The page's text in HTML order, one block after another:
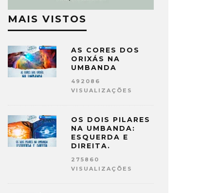
MAIS VISTOS
AS CORES DOS
ORIXÁS NA
UMBANDA
492086
VISUALIZAÇÕES
OS DOIS PILARES
NA UMBANDA:
ESQUERDA E
DIREITA.
275860
VISUALIZAÇÕES